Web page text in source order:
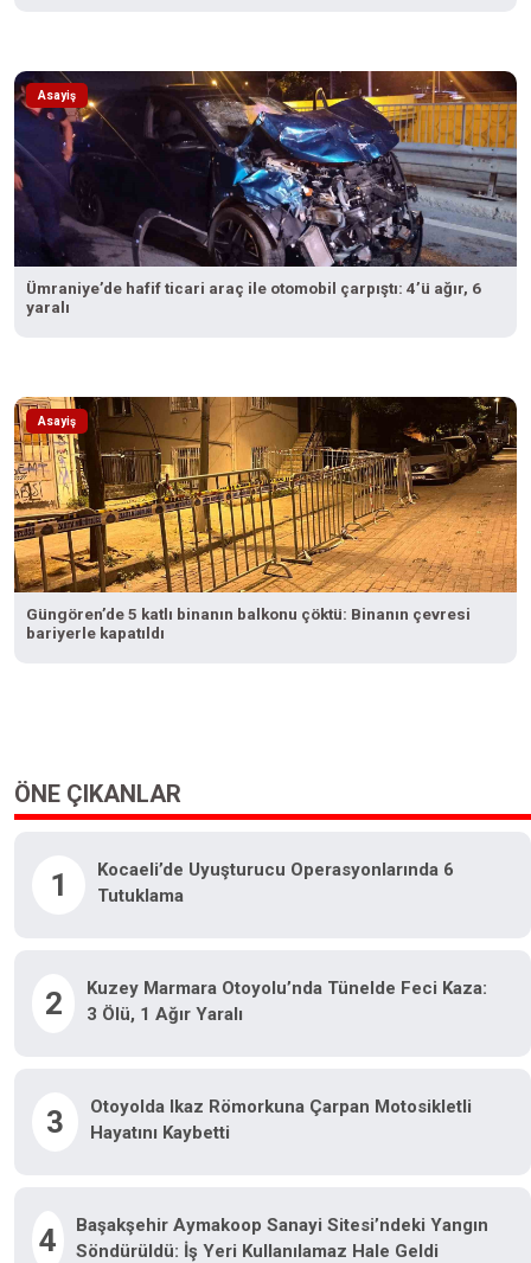
Asayiş
Ümraniye’de hafif ticari araç ile otomobil çarpıştı: 4’ü ağır, 6
yaralı
Asayiş
Güngören’de 5 katlı binanın balkonu çöktü: Binanın çevresi
bariyerle kapatıldı
ÖNE ÇIKANLAR
1
Kocaeli’de Uyuşturucu Operasyonlarında 6
Tutuklama
2
Kuzey Marmara Otoyolu’nda Tünelde Feci Kaza:
3 Ölü, 1 Ağır Yaralı
3
Otoyolda Ikaz Römorkuna Çarpan Motosikletli
Hayatını Kaybetti
4
Başakşehir Aymakoop Sanayi Sitesi’ndeki Yangın
Söndürüldü: İş Yeri Kullanılamaz Hale Geldi